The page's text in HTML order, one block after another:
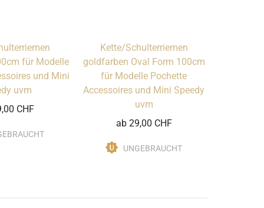
für Modelle
und Mini
uvm
CHF
Kette/Schulterriemen
goldfarben Oval Form 100cm
für Modelle Pochette
Accessoires und Mini Speedy
uvm
ab 29,00 CHF
UNGEBRAUCHT